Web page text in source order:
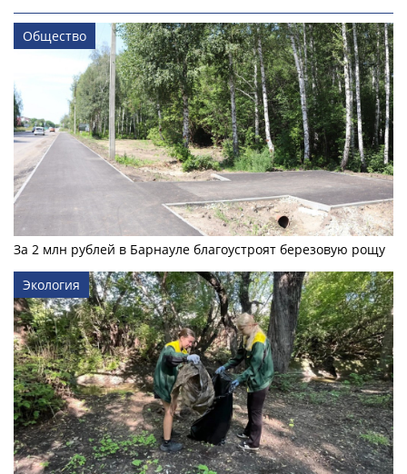
Общество
За 2 млн рублей в Барнауле благоустроят березовую рощу
Экология